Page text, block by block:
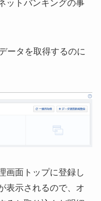
ットバンキングの事
ータを取得するのに
画面トップに登録し
表示されるので、オ